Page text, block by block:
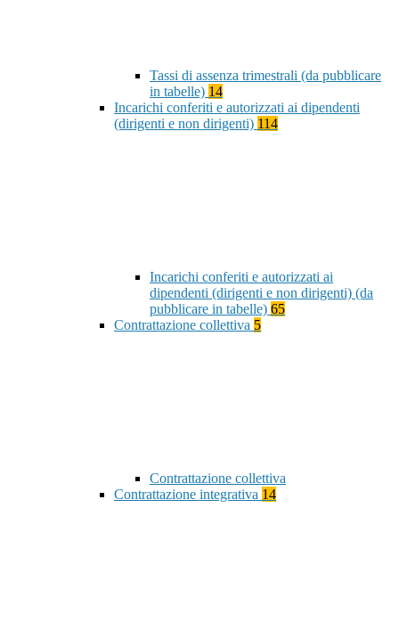
Tassi di assenza trimestrali (da pubblicare
in tabelle) 14
Incarichi conferiti e autorizzati ai dipendenti
(dirigenti e non dirigenti) 114
Incarichi conferiti e autorizzati ai
dipendenti (dirigenti e non dirigenti) (da
pubblicare in tabelle) 65
Contrattazione collettiva 5
Contrattazione collettiva
Contrattazione integrativa 14